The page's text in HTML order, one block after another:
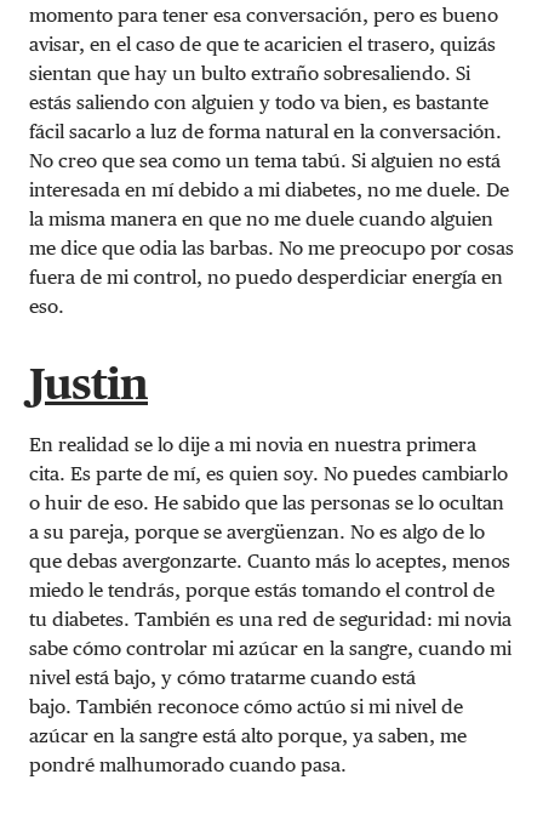
momento para tener esa conversación, pero es bueno
avisar, en el caso de que te acaricien el trasero, quizás
sientan que hay un bulto extraño sobresaliendo. Si
estás saliendo con alguien y todo va bien, es bastante
fácil sacarlo a luz de forma natural en la conversación.
No creo que sea como un tema tabú. Si alguien no está
interesada en mí debido a mi diabetes, no me duele. De
la misma manera en que no me duele cuando alguien
me dice que odia las barbas. No me preocupo por cosas
fuera de mi control, no puedo desperdiciar energía en
eso.
Justin
En realidad se lo dije a mi novia en nuestra primera
cita. Es parte de mí, es quien soy. No puedes cambiarlo
o huir de eso. He sabido que las personas se lo ocultan
a su pareja, porque se avergüenzan. No es algo de lo
que debas avergonzarte. Cuanto más lo aceptes, menos
miedo le tendrás, porque estás tomando el control de
tu diabetes. También es una red de seguridad: mi novia
sabe cómo controlar mi azúcar en la sangre, cuando mi
nivel está bajo, y cómo tratarme cuando está
bajo. También reconoce cómo actúo si mi nivel de
azúcar en la sangre está alto porque, ya saben, me
pondré malhumorado cuando pasa.